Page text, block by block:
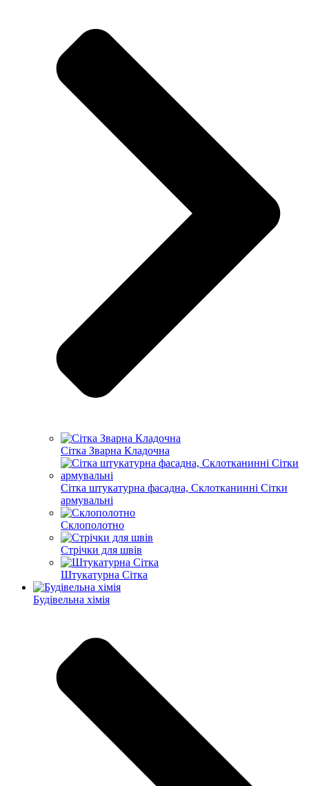
Сітка Зварна Кладочна
Сітка штукатурна фасадна, Склотканинні Сітки
армувальні
Склополотно
Стрічки для швів
Штукатурна Сітка
Будівельна хімія